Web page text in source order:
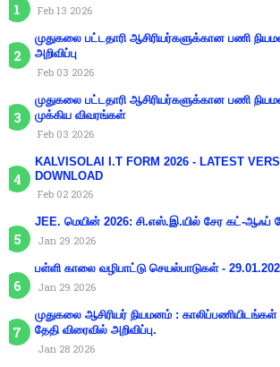
Feb 13 2026
முதுகலை பட்டதாரி ஆசிரியர்களுக்கான பணி
அறிவிப்பு
Feb 03 2026
முதுகலை பட்டதாரி ஆசிரியர்களுக்கான பணி
முக்கிய விவரங்கள்
Feb 03 2026
KALVISOLAI I.T FORM 2026 - LATEST
DOWNLOAD
Feb 02 2026
JEE. மெயின் 2026: சி.எஸ்.இ.யில் சேர கட்-ஆஃப்
Jan 29 2026
பள்ளி காலை வழிபாட்டு செயல்பாடுகள் -
Jan 29 2026
முதுகலை ஆசிரியர் நியமனம் : காலிப்பணியிடங்கள்
தேதி விரைவில் அறிவிப்பு.
Jan 28 2026